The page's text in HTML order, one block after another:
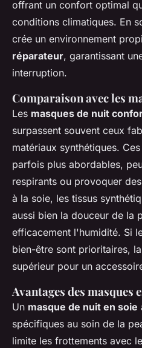
offrant un confort optimal
conditions climatiques. En
crée un environnement
réparateur, garantissant
interruption.
Comparaison avec les
Les masques de nuit
surpassent souvent ceux
matériaux synthétiques.
parfois plus abordables,
respirants ou provoquer
à la soie, les tissus
aussi bien la douceur de la
efficacement l'humidité. Si
bien-être sont prioritaires,
supérieur pour un
Avantages des masques
Un masque de nuit en soie
spécifiques au soin de la
limite les frottements avec